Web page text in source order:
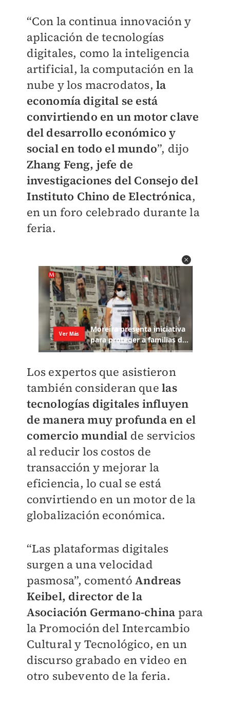
“Con la continua innovación y
aplicación de tecnologías
digitales, como la inteligencia
artificial, la computación en la
nube y los macrodatos,la
economía digital se está
convirtiendo en un motor clave
del desarrollo económico y
social en todo el mundo”, dijo
Zhang Feng, jefe de
investigaciones del Consejo del
Instituto Chino de Electrónica,
en un foro celebrado durante la
feria.
Los expertos que asistieron
también consideran quelas
tecnologías digitales influyen
de manera muy profunda en el
comercio mundial de servicios
al reducir los costos de
transacción y mejorar la
eficiencia, lo cual se está
convirtiendo en un motor de la
globalización económica.
“Las plataformas digitales
surgen a una velocidad
pasmosa”, comentóAndreas
Keibel, director de la
Asociación Germano-china para
la Promoción del Intercambio
Cultural y Tecnológico, en un
discurso grabado en video en
otro subevento de la feria.